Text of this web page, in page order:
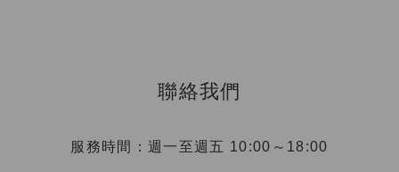
聯絡我們
服務時間：週一至週五 10:00～18:00